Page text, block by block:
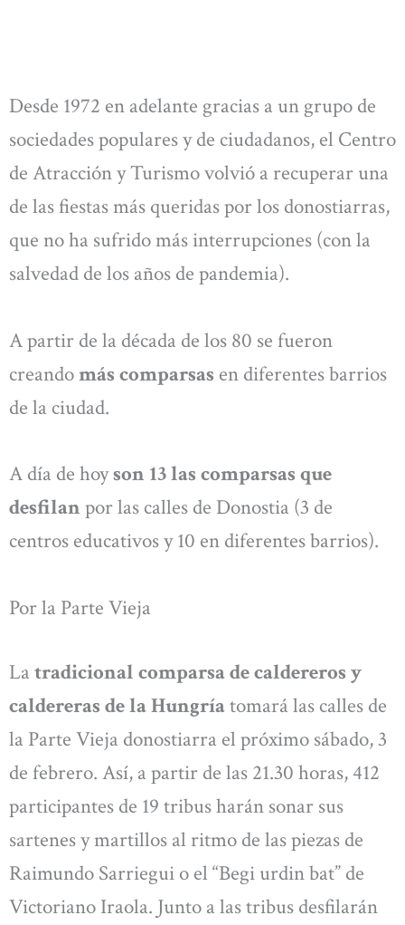
Desde 1972 en adelante gracias a un grupo de
sociedades populares y de ciudadanos, el Centro
de Atracción y Turismo volvió a recuperar una
de las fiestas más queridas por los donostiarras,
que no ha sufrido más interrupciones (con la
salvedad de los años de pandemia).
A partir de la década de los 80 se fueron
creandomás comparsas en diferentes barrios
de la ciudad.
A día de hoyson 13 las comparsas que
desfilan por las calles de Donostia (3 de
centros educativos y 10 en diferentes barrios).
Por la Parte Vieja
La tradicional comparsa de caldereros y
caldereras de la Hungríatomará las calles de
la Parte Vieja donostiarra el próximo sábado, 3
de febrero. Así, a partir de las 21.30 horas, 412
participantes de 19 tribus harán sonar sus
sartenes y martillos al ritmo de las piezas de
Raimundo Sarriegui o el “Begi urdin bat” de
Victoriano Iraola. Junto a las tribus desfilarán